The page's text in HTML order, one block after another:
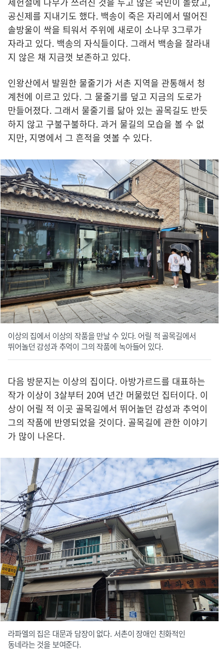
공신제를 지내기도 했다. 백송이 죽은 자리에서 떨어진
솔방울이 싹을 틔워서 주위에 새로이 소나무 3그루가
자라고 있다. 백송의 자식들이다. 그래서 백송을 잘라내
지 않은 채 지금껏 보존하고 있다.
인왕산에서 발원한 물줄기가 서촌 지역을 관통해서 청
계천에 이르고 있다. 그 물줄기를 덮고 지금의 도로가
만들어졌다. 그래서 물줄기를 닮아 있는 골목길도 반듯
하지 않고 구불구불하다. 과거 물길의 모습을 볼 수 없
지만, 지명에서 그 흔적을 엿볼 수 있다.
이상의 집에서 이상의 작품을 만날 수 있다. 어릴 적 골목길에서
뛰어놀던 감성과 추억이 그의 작품에 녹아들어 있다.
다음 방문지는 이상의 집이다. 아방가르드를 대표하는
작가 이상이 3살부터 20여 년간 머물렀던 집터이다. 이
상이 어릴 적 이곳 골목길에서 뛰어놀던 감성과 추억이
그의 작품에 반영되었을 것이다. 골목길에 관한 이야기
가 많이 나온다.
라파엘의 집은 대문과 담장이 없다. 서촌이 장애인 친화적인
동네라는 것을 보여준다.